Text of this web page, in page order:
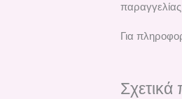
Για
Σχετικά